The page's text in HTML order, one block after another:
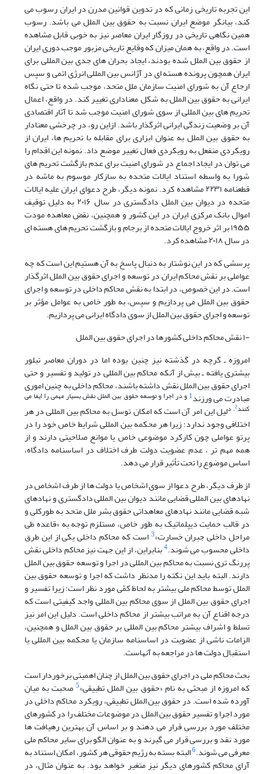
این تجربه تاریخی زمانی که در تدوین قوانین مدرن در ایران رسوب می
کند، بیانگر موضع ایران نسبت به حقوق بین الملل می باشد. رسوب
همین نگاهی تاریخی در روزگار ایران معاصر نیز به خوبی قابل مشاهده
است. در واقع، به همان میزان که وقایع تاریخی مزبور موجب دوری ایران
از حقوق بین الملل شده بودند، ایجاد بحران های جدی بین المللی برای
ایران همچون پرونده هسته ای در آژانس بین المللی انرژی اتمی و سپس
ارجاع آن به شورای امنیت سازمان ملل متحد، موجب شده تا حتی نگاه
ایرانی به حقوق بین الملل به شکل معناداری تغییر کند. در واقع، اعمال
تحریم های بین المللی از سوی شورای امنیت موجب شد تا آثار اقتصادی
آن بر وضعیت زندگی ایرانی اثرگذار باشد. ازاین رو، در چرخشی معنادار
به حقوق بین الملل به عنوان ابزاری برای مقابله با تحریم ها، ایران از
رویکردی منفعل به رویکردی فعال تغییر موضع داد. نمونه این اقدام را
می توان در ایجاد اجماع در شورای امنیت برای عدم بازگشت تحریم های
شورا به واسطه استناد ایالات متحده به سازکار موسوم به ماشه در
قطعنامه ۲۲۳۱ مشاهده کرد. نمونه دیگر، طرح دعوای ایران علیه ایالات
متحده در دیوان بین الملل دادگستری در سال ۲۰۱۶ به دلیل توقیف
اموال بانک مرکزی ایران در این کشور و همچنین، نقض معاهده مودت
۱۹۵۵ بر اثر خروج ایالات متحده از برجام و بازگشت تحریم های هسته ای
در سال ۲۰۱۸ مشاهده کرد.
پرسشی که در این نوشتار به دنبال پاسخ به آن هستیم این است که چه
عواملی بر نقش محاکم ایران در توسعه و اجرای حقوق بین الملل اثرگذار
است. در این خصوص، در ابتدا به نقش محاکم داخلی در توسعه و اجرای
حقوق بین الملل می پردازیم و سپس، به طور خاص به عوامل مؤثر بر
توسعه و اجرای حقوق بین الملل از سوی دادگاه ایرانی می پردازیم.
-۱ نقش محاکم داخلی کشورها در اجرای حقوق بین الملل
امروزه ـ گرچه در گذشته نیز چنین بوده اما در دوران معاصر تبلور
بیشتری یافته ـ بیش از آنکه محاکم بین المللی در تولید و تفسیر و حتی
اجرای حقوق بین الملل نقش داشته باشند، محاکم داخلی به چنین اموری
مبادرت می ورزند1 و در اجرا و توسعه حقوق بین الملل نقش بسیار مهمی را ایفا می
کنند2. دلیل این امر آن است که امکان توسل به محاکم بین المللی در هر
اختلافی وجود ندارد؛ زیرا هر محکمه بین المللی شرایط خاص خود را در
پرتو عواملی چون کارکرد موضوعی خاص یا موانع صلاحیتی دارند و از
همه مهم تر ، عدم عضویت دولت طرف اختلاف در اساسنامه دادگاه،
اساس موضوع را تحت تأثیر قرار می دهد.
از طرف دیگر، طرح دعوا از سوی اشخاص یا دولت ها از طرف اشخاص در
نهادهای بین المللی قضایی مانند دیوان بین المللی دادگستری و نهادهای
شبه قضایی مانند نهادهای معاهداتی حقوق بشر ملل متحد به طورکلی و
در قالب حمایت دیپلماتیک به طور خاص، مستلزم توجه به «قاعده طی
مراحل داخلی جبران خسارت»3 است که محاکم داخلی یکی از این طرق
داخلی محسوب می شوند.4بنابراین، از این جهت نیز محاکم داخلی نقش
پررنگ تری نسبت به محاکم بین المللی در اجرا و توسعه حقوق بین الملل
دارند. البته باید این نکته را مدنظر داشت که اجرا و توسعه حقوق بین
الملل توسط محاکم ملی بیشتر به لحاظ کمّی مورد نظر است؛ زیرا تفسیر و
اجرای حقوق بین الملل از سوی محاکم بین المللی واجد کیفیتی است که
درجه اقناع آن به مراتب بیشتر از محاکم داخلی است. دلیل این امر نیز
تسلط و اشراف بیشتر محاکم بین المللی بر حقوق بین الملل و همچنین،
الزامات ناشی از عضویت در اساسنامه سازمان یا محکمه بین المللی یا
استقبال دولت ها در مراجعه به آنهاست.
بحث محاکم ملی در اجرای حقوق بین الملل از چنان اهمیتی برخوردار است
که امروزه از مبحثی به نام «حقوق بین الملل تطبیقی»5صحبت به میان
آورده شده است. در حقوق بین الملل تطبیقی، رویکرد محاکم داخلی در
مورد اجرا و تفسیر حقوق بین الملل در موضوعات مختلف را در کشورهای
مختلف مورد بررسی قرار می دهند و بر اساس آن بهترین رهیافت ها
مورد نقد و بررسی قرار می گیرند و به عنوان الگو برای سایر محاکم ملی
معرفی می شوند.6البته بسته به رژیم حقوقی هر کشور، امکان استناد به
آرای محاکم کشورهای دیگر نیز متغیر خواهد بود. به عنوان مثال، در